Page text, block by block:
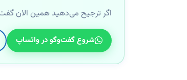
اگر ترجیح می‌دهید همین الان
شروع گفت‌وگو در واتساپ